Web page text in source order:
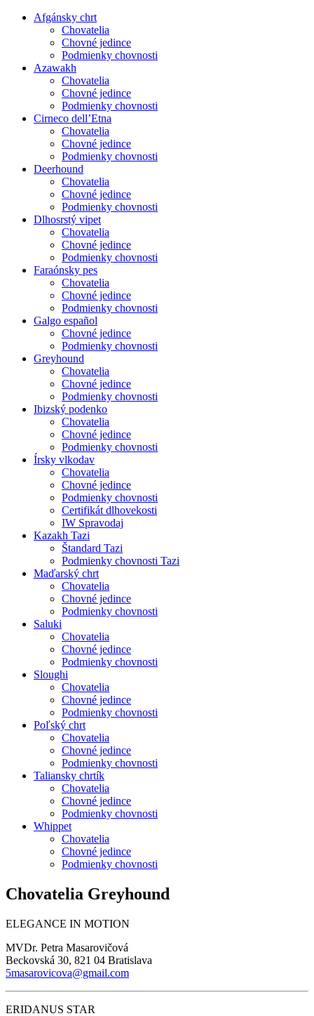
Afgánsky chrt
Chovatelia
Chovné jedince
Podmienky chovnosti
Azawakh
Chovatelia
Chovné jedince
Podmienky chovnosti
Cirneco dell’Etna
Chovatelia
Chovné jedince
Podmienky chovnosti
Deerhound
Chovatelia
Chovné jedince
Podmienky chovnosti
Dlhosrstý vipet
Chovatelia
Chovné jedince
Podmienky chovnosti
Faraónsky pes
Chovatelia
Chovné jedince
Podmienky chovnosti
Galgo español
Chovné jedince
Podmienky chovnosti
Greyhound
Chovatelia
Chovné jedince
Podmienky chovnosti
Ibizský podenko
Chovatelia
Chovné jedince
Podmienky chovnosti
Írsky vlkodav
Chovatelia
Chovné jedince
Podmienky chovnosti
Certifikát dlhovekosti
IW Spravodaj
Kazakh Tazi
Štandard Tazi
Podmienky chovnosti Tazi
Maďarský chrt
Chovatelia
Chovné jedince
Podmienky chovnosti
Saluki
Chovatelia
Chovné jedince
Podmienky chovnosti
Sloughi
Chovatelia
Chovné jedince
Podmienky chovnosti
Poľský chrt
Chovatelia
Chovné jedince
Podmienky chovnosti
Taliansky chrtík
Chovatelia
Chovné jedince
Podmienky chovnosti
Whippet
Chovatelia
Chovné jedince
Podmienky chovnosti
Chovatelia Greyhound
ELEGANCE IN MOTION
MVDr. Petra Masarovičová
Beckovská 30, 821 04 Bratislava
5masarovicova@gmail.com
ERIDANUS STAR